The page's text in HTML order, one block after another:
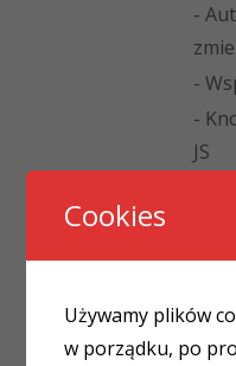
-
-
-
JS
7.
Cookies
Używamy plików
w porządku, po